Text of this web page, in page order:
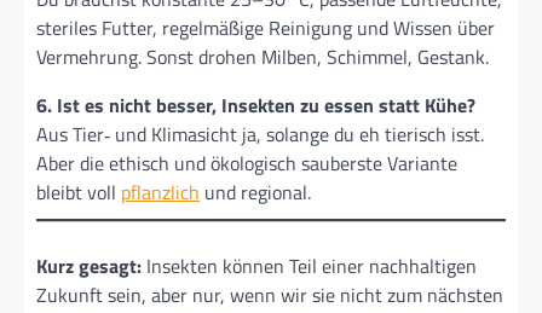
steriles Futter, regelmäßige Reinigung und Wissen über
Vermehrung. Sonst drohen Milben, Schimmel, Gestank.
6. Ist es nicht besser, Insekten zu essen statt Kühe?
Aus Tier‑ und Klima­sicht ja, solange du eh tierisch isst.
Aber die ethisch und ökologisch sauberste Variante
bleibt voll pflanzlich und regional.
Kurz gesagt: Insekten können Teil einer nachhaltigen
Zukunft sein, aber nur, wenn wir sie nicht zum nächsten